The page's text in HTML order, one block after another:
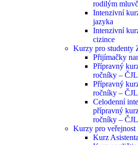
rodilým
Intenzivní
jazyka
Intenzivní
cizince
Kurzy pro studenty
Přijímačky
Přípravný
ročníky –
Přípravný
ročníky –
Celodenní
přípravný
ročníky –
Kurzy pro veřejnost
Kurz